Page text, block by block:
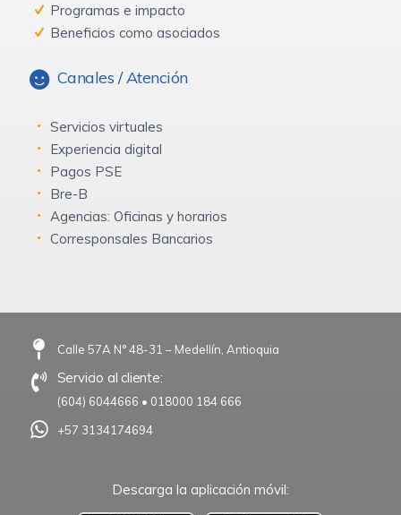
Programas e impacto
Beneficios como asociados
Canales / Atención
Servicios virtuales
Experiencia digital
Pagos PSE
Bre-B
Agencias: Oficinas y horarios
Corresponsales Bancarios
Calle 57A N° 48-31 – Medellín, Antioquia
Servicio al cliente:
(604) 6044666 • 018000 184 666
+57 3134174694
Descarga la aplicación móvil: